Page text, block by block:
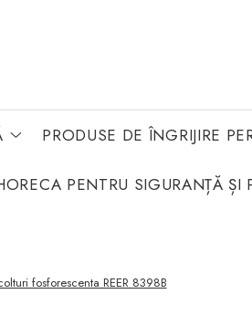
PRODUSE DE ÎNGRIJIRE
PENTRU SIGURANȚĂ ȘI
fosforescenta REER 8398B